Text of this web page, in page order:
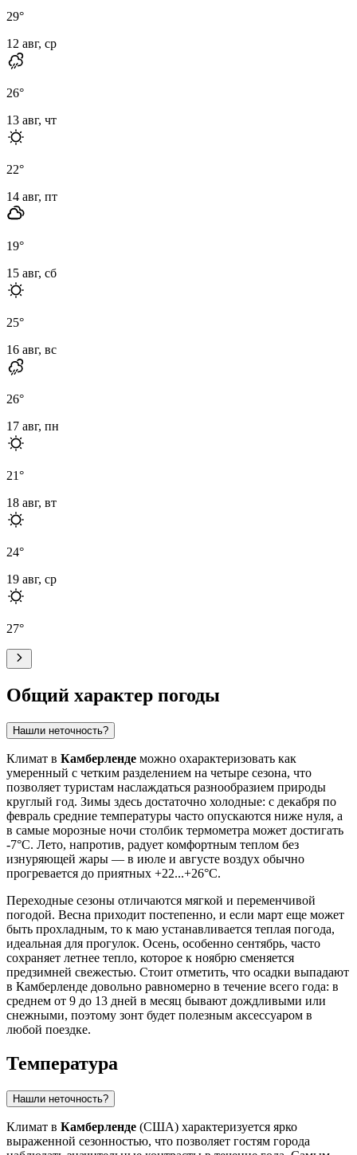
29°
12 авг, ср
26°
13 авг, чт
22°
14 авг, пт
19°
15 авг, сб
25°
16 авг, вс
26°
17 авг, пн
21°
18 авг, вт
24°
19 авг, ср
27°
Общий характер погоды
Нашли неточность?
Климат в Камберленде можно охарактеризовать как
умеренный с четким разделением на четыре сезона, что
позволяет туристам наслаждаться разнообразием природы
круглый год. Зимы здесь достаточно холодные: с декабря по
февраль средние температуры часто опускаются ниже нуля, а
в самые морозные ночи столбик термометра может достигать
-7°C. Лето, напротив, радует комфортным теплом без
изнуряющей жары — в июле и августе воздух обычно
прогревается до приятных +22...+26°C.
Переходные сезоны отличаются мягкой и переменчивой
погодой. Весна приходит постепенно, и если март еще может
быть прохладным, то к маю устанавливается теплая погода,
идеальная для прогулок. Осень, особенно сентябрь, часто
сохраняет летнее тепло, которое к ноябрю сменяется
предзимней свежестью. Стоит отметить, что осадки выпадают
в Камберленде довольно равномерно в течение всего года: в
среднем от 9 до 13 дней в месяц бывают дождливыми или
снежными, поэтому зонт будет полезным аксессуаром в
любой поездке.
Температура
Нашли неточность?
Климат в Камберленде (США) характеризуется ярко
выраженной сезонностью, что позволяет гостям города